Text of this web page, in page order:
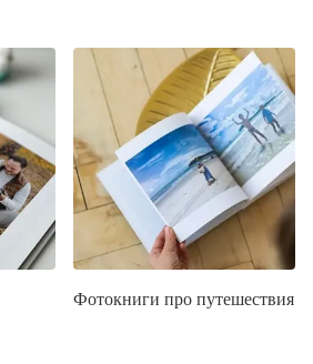
Фотокниги про путешествия